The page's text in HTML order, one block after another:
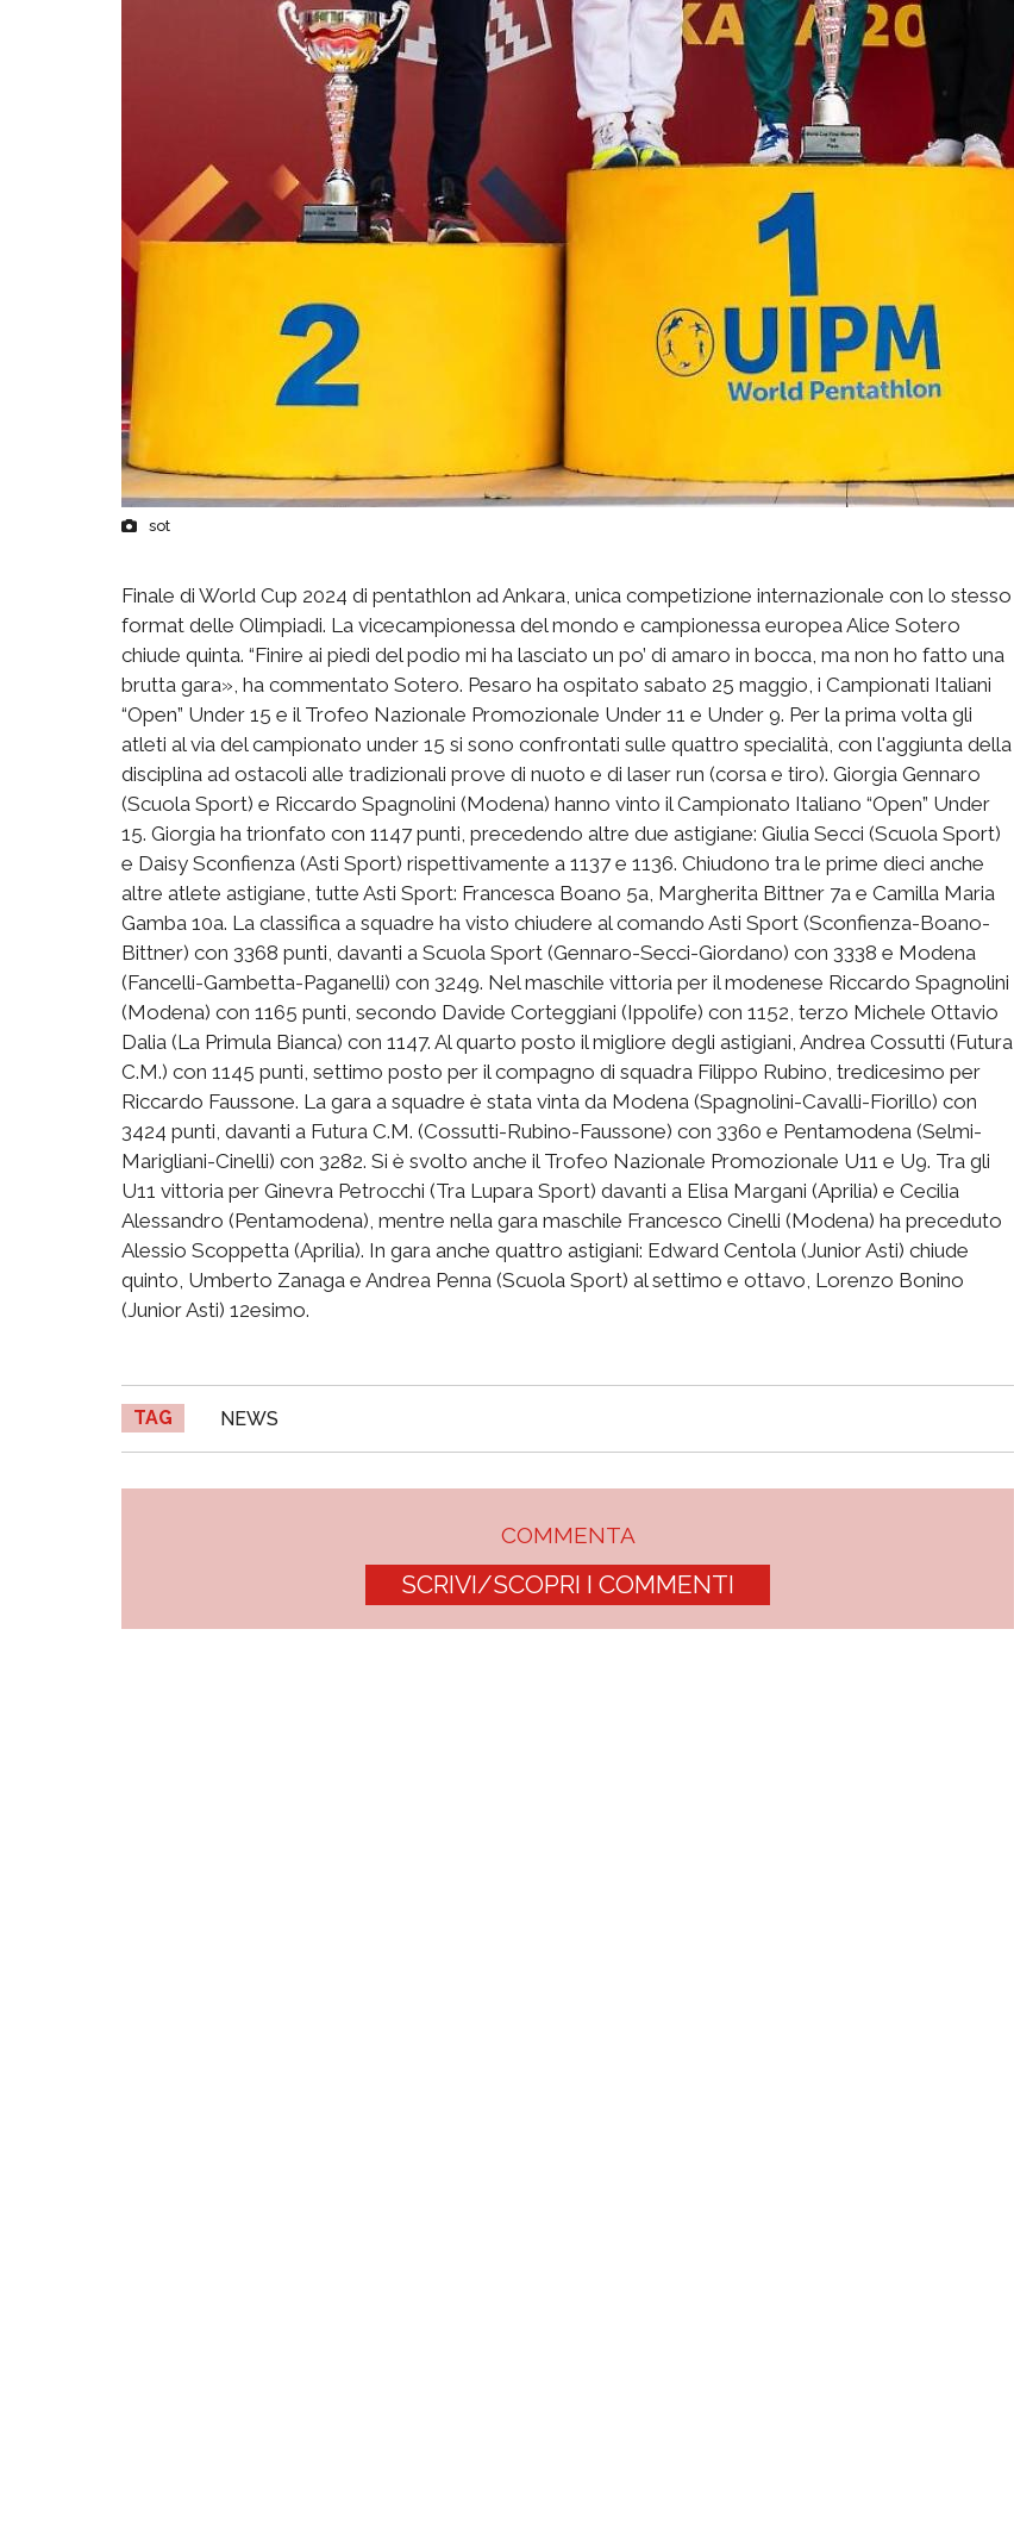
sot
Finale di World Cup 2024 di pentathlon ad Ankara, unica competizione internazionale con lo stesso
format delle Olimpiadi. La vicecampionessa del mondo e campionessa europea Alice Sotero
chiude quinta. “Finire ai piedi del podio mi ha lasciato un po’ di amaro in bocca, ma non ho fatto una
brutta gara», ha commentato Sotero. Pesaro ha ospitato sabato 25 maggio, i Campionati Italiani
“Open” Under 15 e il Trofeo Nazionale Promozionale Under 11 e Under 9. Per la prima volta gli
atleti al via del campionato under 15 si sono confrontati sulle quattro specialità, con l'aggiunta della
disciplina ad ostacoli alle tradizionali prove di nuoto e di laser run (corsa e tiro). Giorgia Gennaro
(Scuola Sport) e Riccardo Spagnolini (Modena) hanno vinto il Campionato Italiano “Open” Under
15. Giorgia ha trionfato con 1147 punti, precedendo altre due astigiane: Giulia Secci (Scuola Sport)
e Daisy Sconfienza (Asti Sport) rispettivamente a 1137 e 1136. Chiudono tra le prime dieci anche
altre atlete astigiane, tutte Asti Sport: Francesca Boano 5a, Margherita Bittner 7a e Camilla Maria
Gamba 10a. La classifica a squadre ha visto chiudere al comando Asti Sport (Sconfienza-Boano-
Bittner) con 3368 punti, davanti a Scuola Sport (Gennaro-Secci-Giordano) con 3338 e Modena
(Fancelli-Gambetta-Paganelli) con 3249. Nel maschile vittoria per il modenese Riccardo Spagnolini
(Modena) con 1165 punti, secondo Davide Corteggiani (Ippolife) con 1152, terzo Michele Ottavio
Dalia (La Primula Bianca) con 1147. Al quarto posto il migliore degli astigiani, Andrea Cossutti (Futura
C.M.) con 1145 punti, settimo posto per il compagno di squadra Filippo Rubino, tredicesimo per
Riccardo Faussone. La gara a squadre è stata vinta da Modena (Spagnolini-Cavalli-Fiorillo) con
3424 punti, davanti a Futura C.M. (Cossutti-Rubino-Faussone) con 3360 e Pentamodena (Selmi-
Marigliani-Cinelli) con 3282. Si è svolto anche il Trofeo Nazionale Promozionale U11 e U9. Tra gli
U11 vittoria per Ginevra Petrocchi (Tra Lupara Sport) davanti a Elisa Margani (Aprilia) e Cecilia
Alessandro (Pentamodena), mentre nella gara maschile Francesco Cinelli (Modena) ha preceduto
Alessio Scoppetta (Aprilia). In gara anche quattro astigiani: Edward Centola (Junior Asti) chiude
quinto, Umberto Zanaga e Andrea Penna (Scuola Sport) al settimo e ottavo, Lorenzo Bonino
(Junior Asti) 12esimo.
TAG NEWS
COMMENTA
SCRIVI/SCOPRI I COMMENTI